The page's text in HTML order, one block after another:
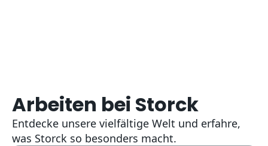
Arbeiten bei Storck
Entdecke unsere vielfältige Welt und erfahre,
was Storck so besonders macht.